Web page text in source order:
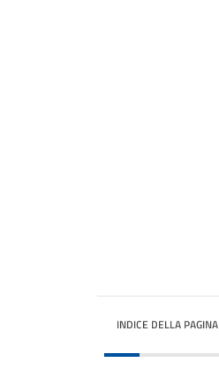
INDICE DELLA PAGINA